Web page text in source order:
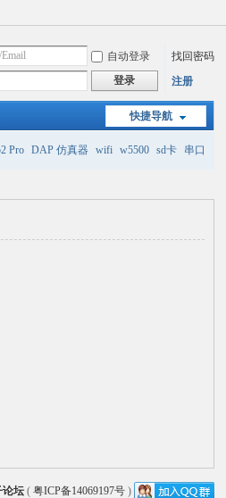
自动登录
找回密码
登录 注册
快捷导航
Pro DAP 仿真器 wifi w5500 sd卡 串口
论坛( 粤ICP备14069197号)